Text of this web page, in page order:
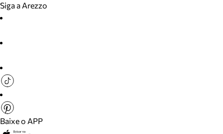
Siga a Arezzo
Baixe o APP